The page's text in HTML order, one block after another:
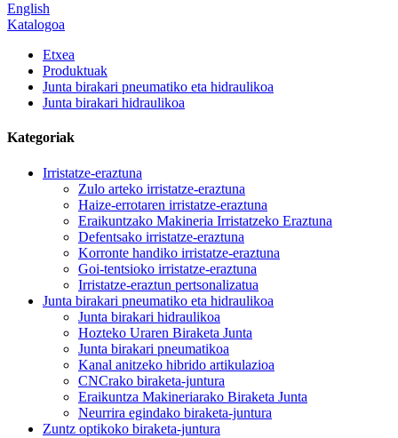
English
Katalogoa
Etxea
Produktuak
Junta birakari pneumatiko eta hidraulikoa
Junta birakari hidraulikoa
Kategoriak
Irristatze-eraztuna
Zulo arteko irristatze-eraztuna
Haize-errotaren irristatze-eraztuna
Eraikuntzako Makineria Irristatzeko Eraztuna
Defentsako irristatze-eraztuna
Korronte handiko irristatze-eraztuna
Goi-tentsioko irristatze-eraztuna
Irristatze-eraztun pertsonalizatua
Junta birakari pneumatiko eta hidraulikoa
Junta birakari hidraulikoa
Hozteko Uraren Biraketa Junta
Junta birakari pneumatikoa
Kanal anitzeko hibrido artikulazioa
CNCrako biraketa-juntura
Eraikuntza Makineriarako Biraketa Junta
Neurrira egindako biraketa-juntura
Zuntz optikoko biraketa-juntura